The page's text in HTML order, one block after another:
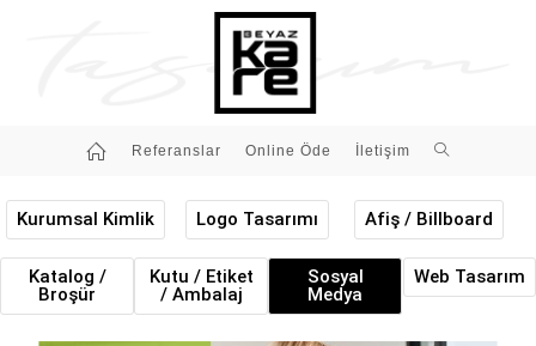
Referanslar Online Öde İletişim
Kurumsal Kimlik Logo Tasarımı Afiş / Billboard
Katalog /
Broşür
Kutu / Etiket
/ Ambalaj
Sosyal
Medya
Web Tasarım